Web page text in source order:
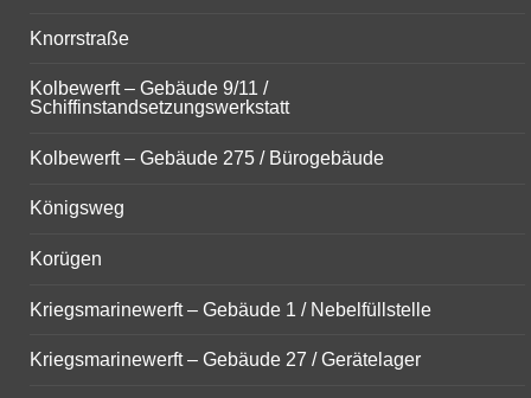
Knorrstraße
Kolbewerft – Gebäude 9/11 /
Schiffinstandsetzungswerkstatt
Kolbewerft – Gebäude 275 / Bürogebäude
Königsweg
Korügen
Kriegsmarinewerft – Gebäude 1 / Nebelfüllstelle
Kriegsmarinewerft – Gebäude 27 / Gerätelager